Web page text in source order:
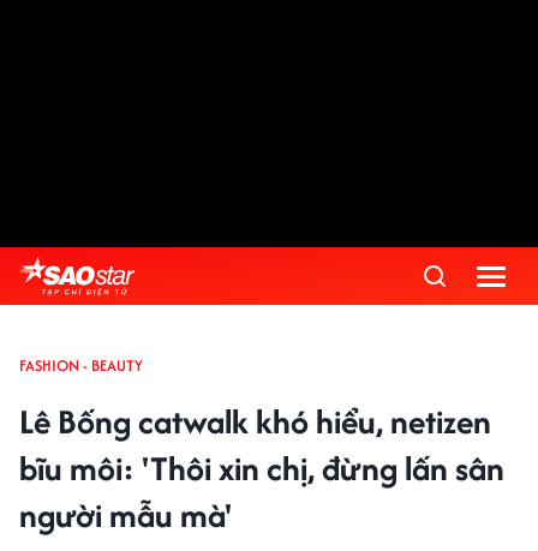
FASHION - BEAUTY
Lê Bống catwalk khó hiểu, netizen
bĩu môi: 'Thôi xin chị, đừng lấn sân
người mẫu mà'